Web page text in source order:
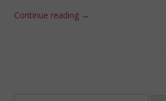
Continue reading →